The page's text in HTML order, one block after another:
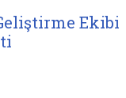
Ekibi